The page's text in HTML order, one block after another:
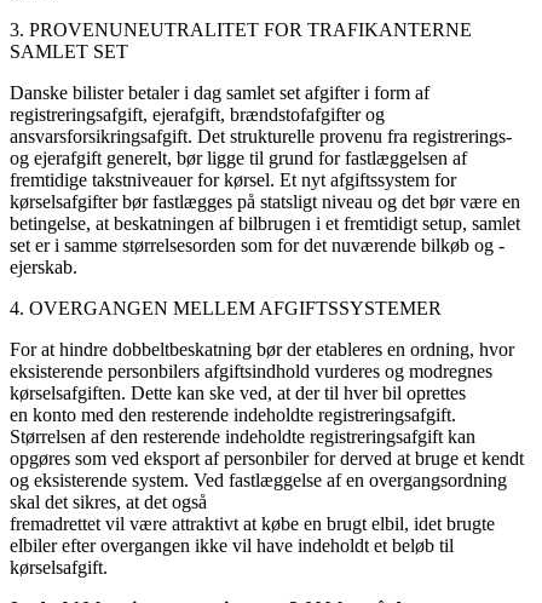
3. PROVENUNEUTRALITET FOR TRAFIKANTERNE
SAMLET SET
Danske bilister betaler i dag samlet set afgifter i form af
registreringsafgift, ejerafgift, brændstofafgifter og
ansvarsforsikringsafgift. Det strukturelle provenu fra registrerings-
og ejerafgift generelt, bør ligge til grund for fastlæggelsen af
fremtidige takstniveauer for kørsel. Et nyt afgiftssystem for
kørselsafgifter bør fastlægges på statsligt niveau og det bør være en
betingelse, at beskatningen af bilbrugen i et fremtidigt setup, samlet
set er i samme størrelsesorden som for det nuværende bilkøb og -
ejerskab.
4. OVERGANGEN MELLEM AFGIFTSSYSTEMER
For at hindre dobbeltbeskatning bør der etableres en ordning, hvor
eksisterende personbilers afgiftsindhold vurderes og modregnes
kørselsafgiften. Dette kan ske ved, at der til hver bil oprettes
en konto med den resterende indeholdte registreringsafgift.
Størrelsen af den resterende indeholdte registreringsafgift kan
opgøres som ved eksport af personbiler for derved at bruge et kendt
og eksisterende system. Ved fastlæggelse af en overgangsordning
skal det sikres, at det også
fremadrettet vil være attraktivt at købe en brugt elbil, idet brugte
elbiler efter overgangen ikke vil have indeholdt et beløb til
kørselsafgift.